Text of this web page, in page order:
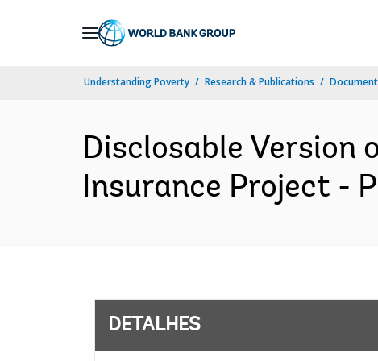
Understanding Poverty Research & Publications
Disclosable Version
Insurance Project -
DETALHES